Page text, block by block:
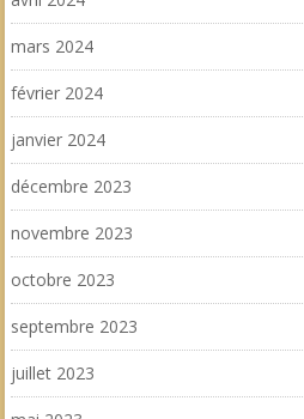
mars 2024
février 2024
janvier 2024
décembre 2023
novembre 2023
octobre 2023
septembre 2023
juillet 2023